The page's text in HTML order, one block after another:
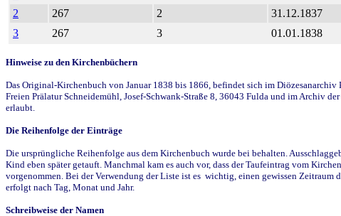
2
267 2 31.12.1837
3
267 3 01.01.1838
Hinweise zu den Kirchenbüchern
Das Original-Kirchenbuch von Januar 1838 bis 1866, befindet sich im
Freien Prälatur Schneidemühl, Josef-Schwank-Straße 8, 36043 Fulda und im Archiv
erlaubt.
Die Reihenfolge der Einträge
Die ursprüngliche Reihenfolge aus dem Kirchenbuch wurde bei behalten.
Kind eben später getauft. Manchmal kam es auch vor, dass der Taufeintrag vom
vorgenommen. Bei der Verwendung der Liste ist es wichtig, einen gewissen Zeitraum
erfolgt nach Tag, Monat und Jahr.
Schreibweise der Namen